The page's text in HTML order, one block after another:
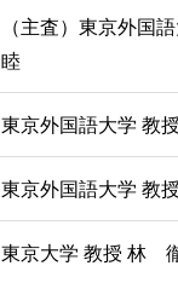
（主査）東京外国
睦
東京外国語大学 教
東京外国語大学
東京大学 教授 林